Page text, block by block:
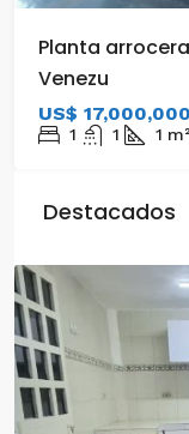
Planta
Venezu
US$ 17,000,000
1 1 1
Destacados